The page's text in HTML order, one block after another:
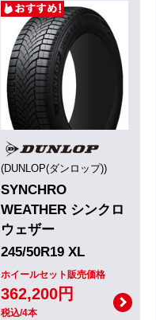
(DUNLOP(ダンロップ))
SYNCHRO
WEATHER シンクロ
ウェザー
245/50R19 XL
ホイールセット販売価格
362,200円
税込/4本